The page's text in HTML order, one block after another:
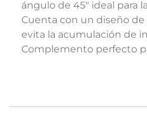
ángulo de 45″ ideal para
Cuenta con un diseño
evita la acumulación de
Complemento perfecto